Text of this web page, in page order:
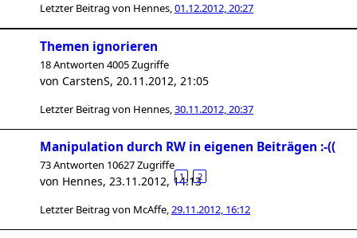
Letzter Beitrag von Hennes,01.12.2012, 20:27
Themen ignorieren
18 Antworten 4005 Zugriffe
von CarstenS, 20.11.2012, 21:05
Letzter Beitrag von Hennes,30.11.2012, 20:37
Manipulation durch RW in eigenen Beiträgen :-((
73 Antworten 10627 Zugriffe
1 2
von Hennes, 23.11.2012, 14:13
Letzter Beitrag von McAffe,29.11.2012, 16:12